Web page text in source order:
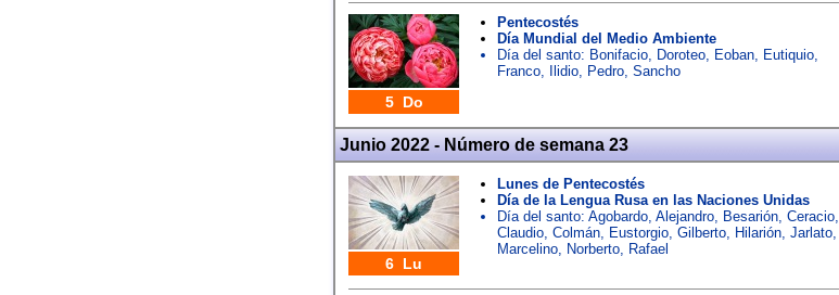
5 Do
Pentecostés
Día Mundial del Medio Ambiente
Día del santo: Bonifacio Doroteo Eoban Eutiquio
Franco Ilidio Pedro Sancho
Junio 2022 - Número de semana 23
6 Lu
Lunes de Pentecostés
Día de la Lengua Rusa en las Naciones Unidas
Día del santo: Agobardo Alejandro Besarión Ceracio
Claudio Colmán Eustorgio Gilberto Hilarión Jarlato
Marcelino Norberto Rafael